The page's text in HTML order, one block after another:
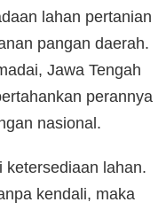
lahan pertanian
pangan daerah.
Jawa Tengah
perannya
nasional.
ketersediaan lahan.
kendali, maka